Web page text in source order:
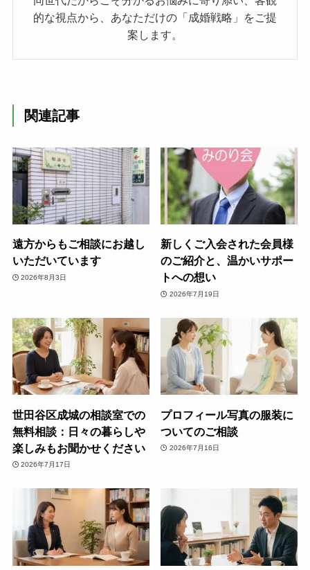
的な視点から、あなただけの「成婚戦略」をご提
案します。
関連記事
遠方からもご相談にお越し
いただいています
2026年8月3日
新しくご入会された会員様
のご紹介と、温かいサポー
トへの想い
2026年7月19日
世田谷区成城の相談室での
無料相談：日々の暮らしや
楽しみもお聞かせください
2026年7月17日
プロフィール写真の服装に
ついてのご相談
2026年7月16日